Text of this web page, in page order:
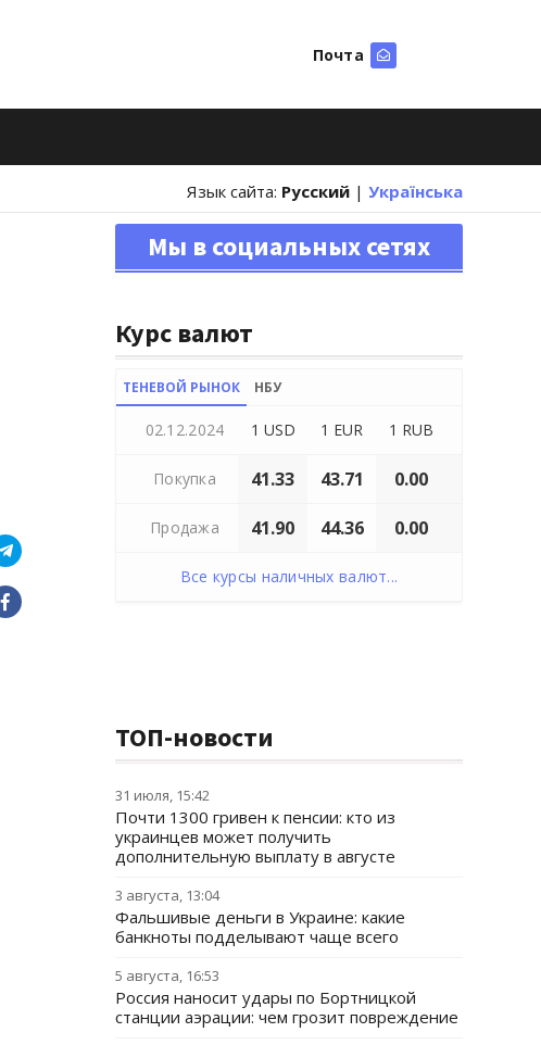
Почта
Язык сайта: Русский | Українська
Мы в социальных сетях
Курс валют
ТЕНЕВОЙ РЫНОК НБУ
02.12.2024 1 USD 1 EUR 1 RUB
Покупка 41.33 43.71 0.00
Продажа 41.90 44.36 0.00
Все курсы наличных валют...
ТОП-новости
31 июля, 15:42
Почти 1300 гривен к пенсии: кто из
украинцев может получить
дополнительную выплату в августе
3 августа, 13:04
Фальшивые деньги в Украине: какие
банкноты подделывают чаще всего
5 августа, 16:53
Россия наносит удары по Бортницкой
станции аэрации: чем грозит повреждение